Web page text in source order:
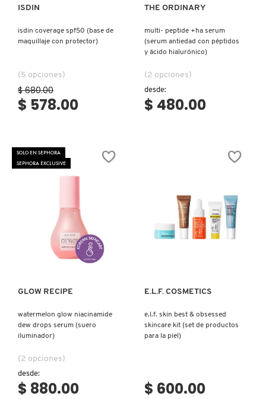
MURAD
NATASHA DENONA
NEST New York
NUDESTIX
NUXE
OLAPLEX
OLLIE
ISDIN
isdin coverage spf50 (base de
maquillaje con protector)
(5 opciones)
$ 680.00
$ 578.00
THE ORDINARY
multi- peptide +ha serum
(serum antiedad con péptidos
y ácido hialurónico)
(2 opciones)
desde:
$ 480.00
SOLO EN SEPHORA
SEPHORA EXCLUSIVE
Ver más
GLOW RECIPE
watermelon glow niacinamide
dew drops serum (suero
iluminador)
(2 opciones)
desde:
$ 880.00
E.L.F. COSMETICS
e.l.f. skin best & obsessed
skincare kit (set de productos
para la piel)
$ 600.00